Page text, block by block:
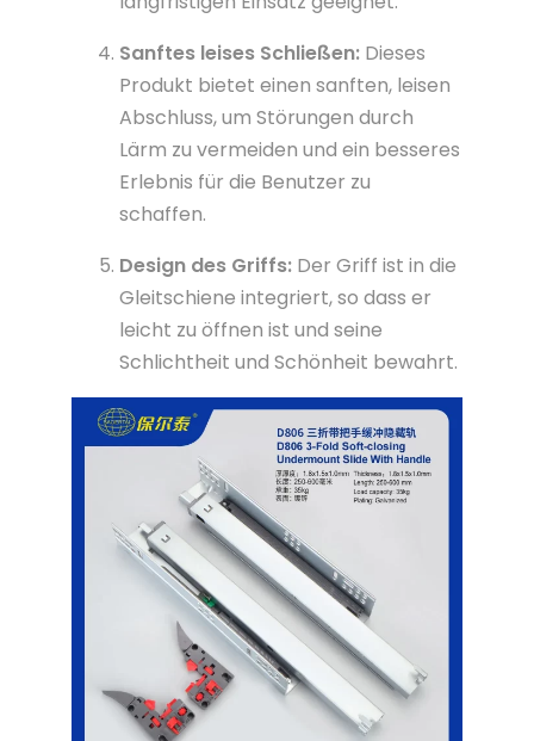
Sanftes leises Schließen: Dieses
Produkt bietet einen sanften, leisen
Abschluss, um Störungen durch
Lärm zu vermeiden und ein besseres
Erlebnis für die Benutzer zu
schaffen.
Design des Griffs: Der Griff ist in die
Gleitschiene integriert, so dass er
leicht zu öffnen ist und seine
Schlichtheit und Schönheit bewahrt.